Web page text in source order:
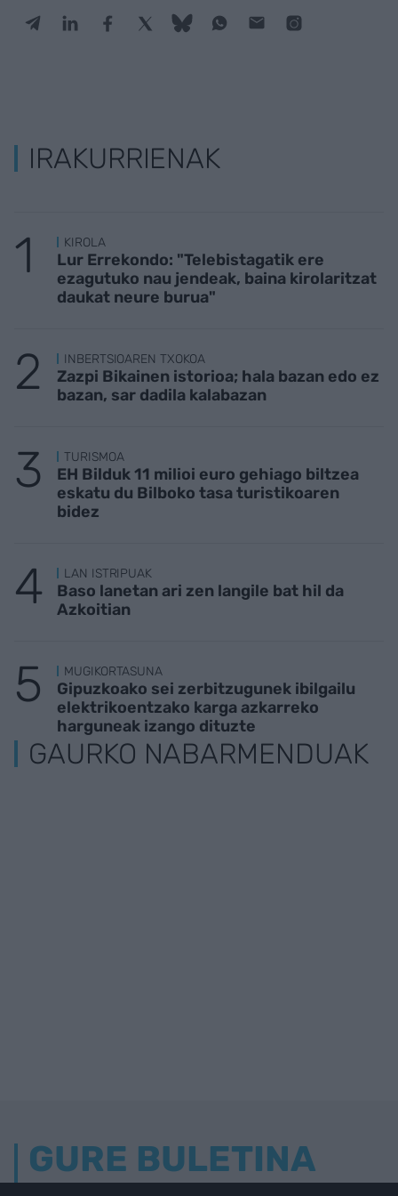
IRAKURRIENAK
KIROLA
Lur Errekondo: "Telebistagatik ere
ezagutuko nau jendeak, baina kirolaritzat
daukat neure burua"
INBERTSIOAREN TXOKOA
Zazpi Bikainen istorioa; hala bazan edo ez
bazan, sar dadila kalabazan
TURISMOA
EH Bilduk 11 milioi euro gehiago biltzea
eskatu du Bilboko tasa turistikoaren
bidez
LAN ISTRIPUAK
Baso lanetan ari zen langile bat hil da
Azkoitian
MUGIKORTASUNA
Gipuzkoako sei zerbitzugunek ibilgailu
elektrikoentzako karga azkarreko
harguneak izango dituzte
GAURKO NABARMENDUAK
GURE BULETINA